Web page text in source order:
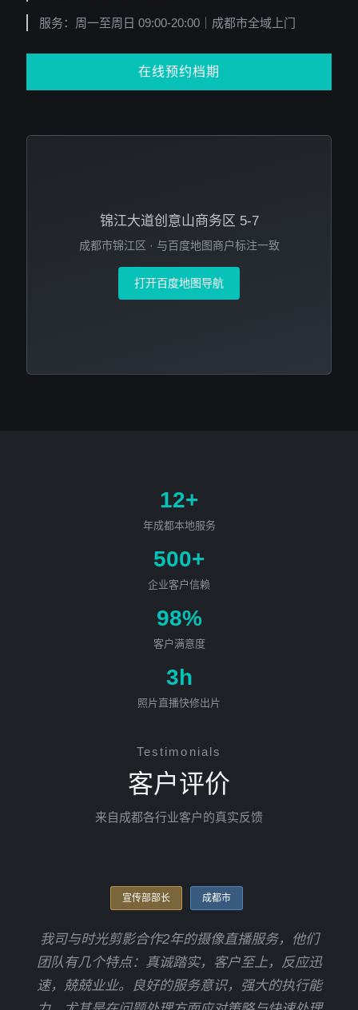
服务：周一至周日 09:00-20:00｜成都市全域上门
在线预约档期
锦江大道创意山商务区 5-7
成都市锦江区 · 与百度地图商户标注一致
打开百度地图导航
12+
年成都本地服务
500+
企业客户信赖
98%
客户满意度
3h
照片直播快修出片
Testimonials
客户评价
来自成都各行业客户的真实反馈
宣传部部长 成都市
我司与时光剪影合作2年的摄像直播服务，他们
团队有几个特点：真诚踏实，客户至上，反应迅
速，兢兢业业。良好的服务意识，强大的执行能